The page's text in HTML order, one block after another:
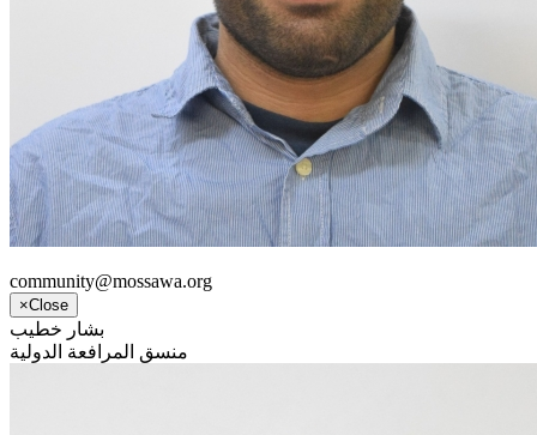
community@mossawa.org
×Close
بشار خطيب
منسق المرافعة الدولية